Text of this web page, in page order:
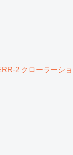
2 クローラーショ